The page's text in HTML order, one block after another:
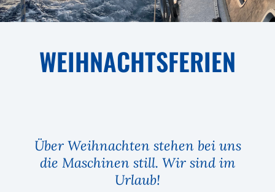
WEIHNACHTSFERIEN
Über Weihnachten stehen bei uns
die Maschinen still. Wir sind im
Urlaub!